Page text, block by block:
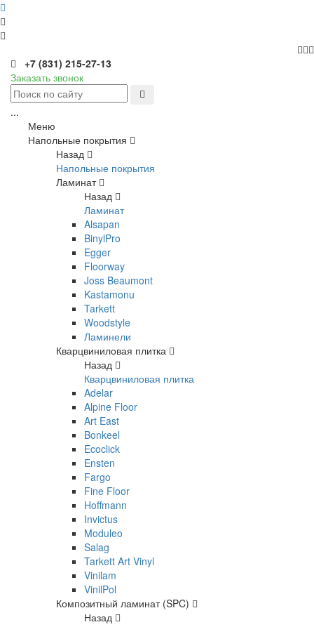
+7 (831) 215-27-13
Заказать звонок
...
Меню
Напольные покрытия
Назад
Напольные покрытия
Ламинат
Назад
Ламинат
Alsapan
BinylPro
Egger
Floorway
Joss Beaumont
Kastamonu
Tarkett
Woodstyle
Ламинели
Кварцвиниловая плитка
Назад
Кварцвиниловая плитка
Adelar
Alpine Floor
Art East
Bonkeel
Ecoclick
Ensten
Fargo
Fine Floor
Hoffmann
Invictus
Moduleo
Salag
Tarkett Art Vinyl
Vinilam
VinilPol
Композитный ламинат (SPC)
Назад